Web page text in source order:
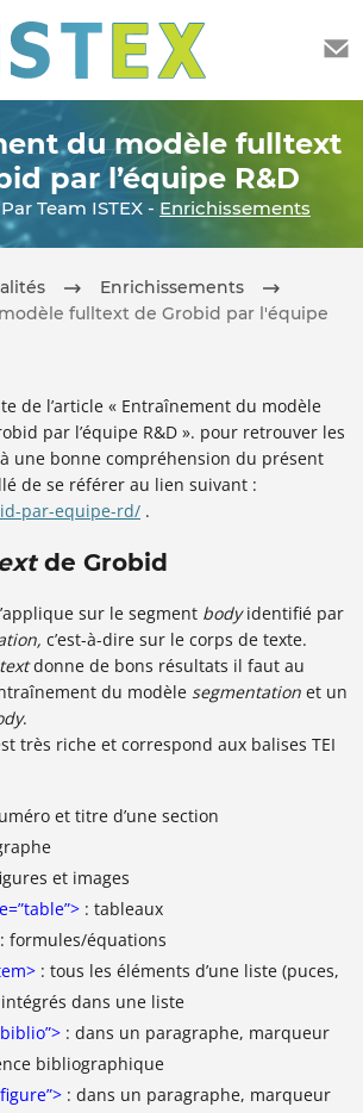
du modèle fulltext
par l’équipe R&D
Team ISTEX - Enrichissements
Enrichissements
fulltext de Grobid par l'équipe
de l’article « Entraînement du modèle
par l’équipe R&D ». pour retrouver les
une bonne compréhension du présent
de se référer au lien suivant :
par-equipe-rd/ .
de Grobid
sur le segment bodyidentifié par
c’est-à-dire sur le corps de texte.
donne de bons résultats il faut au
du modèle segmentation et un
.
très riche et correspond aux balises TEI
et titre d’une section
et images
: tableaux
: formules/équations
: tous les éléments d’une liste (puces,
dans une liste
: dans un paragraphe, marqueur
bibliographique
: dans un paragraphe, marqueur